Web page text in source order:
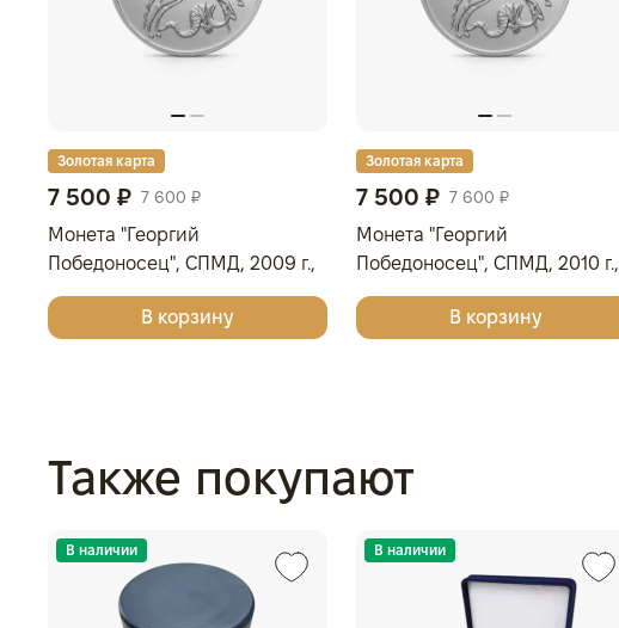
Золотая карта
7 500 ₽ 7 600 ₽
Монета "Георгий
Победоносец", СПМД, 2009 г.,
Серебро, 31,1 гр., проба 999,
В корзину
Золотая карта
7 500 ₽ 7 600 ₽
Монета "Георгий
Победоносец", СПМД, 2010 г.,
Серебро, 31,1 гр., проба 999,
В корзину
Также покупают
В наличии В наличии